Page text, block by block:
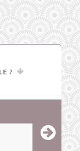
?